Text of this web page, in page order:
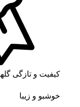
کیفیت و تازگی
خوشبو و زیبا